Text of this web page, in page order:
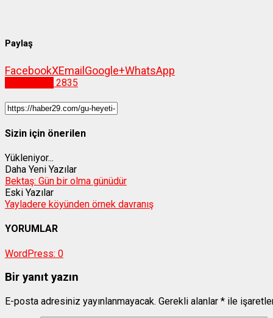
Paylaş
FacebookXEmail Google+WhatsApp
2835
Sizin için önerilen
Yükleniyor...
Daha Yeni Yazılar
Bektaş: Gün bir olma günüdür
Eski Yazılar
Yayladere köyünden örnek davranış
YORUMLAR
WordPress: 0
Bir yanıt yazın
E-posta adresiniz yayınlanmayacak. Gerekli alanlar * ile